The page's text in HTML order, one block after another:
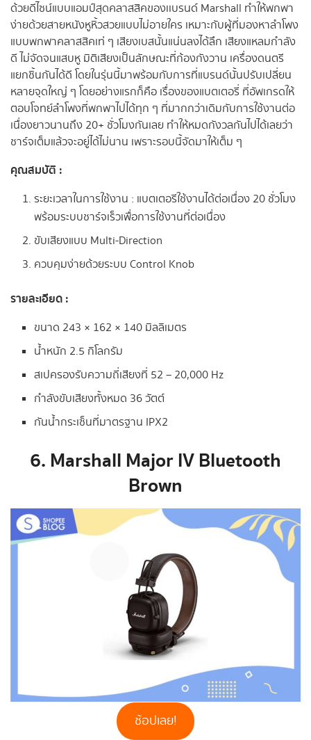
ด้วยดีไซน์แบบแอมป์สุดคลาสสิคของเเบรนด์ Marshall ทำให้พกพา
ง่ายด้วยสายหนังหูหิ้วสวยแบบไม่อายใคร เหมาะกับผู้ที่มองหาลำโพง
แบบพกพาคลาสสิคเท่ ๆ เสียงเบสนั้นแน่นลงได้ลึก เสียงแหลมกำลัง
ดี ไม่จัดจนแสบหู มิติเสียงเป็นลักษณะที่ก้องกังวาน เครื่องดนตรี
แยกชิ้นกันได้ดี โดยในรุ่นนี้มาพร้อมกับการที่แบรนด์นั้นปรับเปลี่ยน
หลายจุดใหญ่ ๆ โดยอย่างแรกก็คือ เรื่องของแบตเตอรี่ ที่อัพเกรดให้
ตอบโจทย์ลำโพงที่พกพาไปได้ทุก ๆ ที่มากกว่าเดิมกับการใช้งานต่อ
เนื่องยาวนานถึง 20+ ชั่วโมงกันเลย ทำให้หมดกังวลกันไปได้เลยว่า
ชาร์จเต็มแล้วจะอยู่ได้ไม่นาน เพราะรอบนี้จัดมาให้เต็ม ๆ
คุณสมบัติ :
ระยะเวลาในการใช้งาน : แบตเตอรีใช้งานได้ต่อเนื่อง 20 ชั่วโมง
พร้อมระบบชาร์จเร็วเพื่อการใช้งานที่ต่อเนื่อง
ขับเสียงแบบ Multi-Direction
ควบคุมง่ายด้วยระบบ Control Knob
รายละเอียด :
ขนาด 243 × 162 × 140 มิลลิเมตร
น้ำหนัก 2.5 กิโลกรัม
สเปครองรับความถี่เสียงที่ 52 – 20,000 Hz
กำลังขับเสียงทั้งหมด 36 วัตต์
กันน้ำกระเซ็นที่มาตรฐาน IPX2
6. Marshall Major IV Bluetooth
Brown
ช้อปเลย!